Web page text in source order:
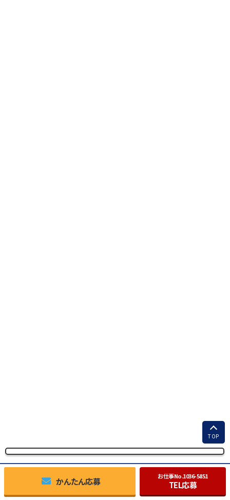
お仕事No.1036-5851
TEL応募
かんたん応募
TOP